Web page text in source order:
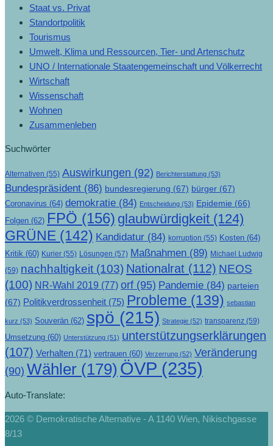
Staat vs. Privat
Standortpolitik
Tourismus
Umwelt, Klima und Ressourcen, Tier- und Artenschutz
UNO / Internationale Staatengemeinschaft und Völkerrecht
Wirtschaft
Wissenschaft
Wohnen
Zusammenleben
Suchwörter
Alternativen (55) Auswirkungen (92) Berichterstattung (53)
Bundespräsident (86) bundesregierung (67) bürger (67)
Coronavirus (64) demokratie (84) Entscheidung (53) Epidemie (66)
Folgen (62) FPÖ (156) glaubwürdigkeit (124)
GRÜNE (142) Kandidatur (84) korruption (55) Kosten (64)
Kritik (60) Kurier (55) Lösungen (57) Maßnahmen (89) Michael Ludwig
(59) nachhaltigkeit (103) Nationalrat (112) NEOS
(100) NR-Wahl 2019 (77) orf (95) Pandemie (84) parteien
(67) Politikverdrossenheit (75) Probleme (139) sebastian
kurz (53) Souverän (62) spö (215) Strategie (52) transparenz (59)
Umsetzung (60) Unterstützung (51) unterstützungserklärungen
(107) Verhalten (71) vertrauen (60) Verzerrung (52) Veränderung
(90) Wähler (179) ÖVP (235)
Auto-Translate:
2026 © Demokratische Alternative - A 1140 Wien, Nikischgasse
8/13